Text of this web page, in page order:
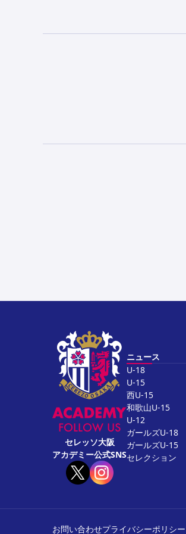
FOLLOW US
セレッソ大阪
アカデミー公式SNS
ニュース
U-18
U-15
西U-15
和歌山U-15
U-12
ガールズU-18
ガールズU-15
セレクション
お問い合わせプライバシーポリシー